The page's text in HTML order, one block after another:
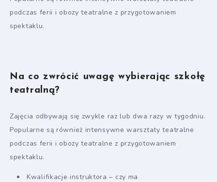
podczas ferii i obozy teatralne z przygotowaniem
spektaklu.
Na co zwrócić uwagę wybierając szkołę
teatralną?
Zajęcia odbywają się zwykle raz lub dwa razy w tygodniu.
Popularne są również intensywne warsztaty teatralne
podczas ferii i obozy teatralne z przygotowaniem
spektaklu.
Kwalifikacje instruktora – czy ma